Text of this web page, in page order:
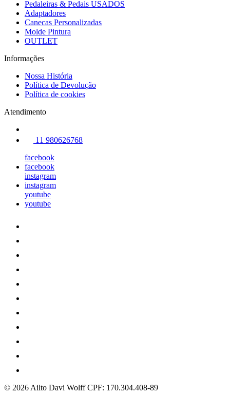
Pedaleiras & Pedais USADOS
Adaptadores
Canecas Personalizadas
Molde Pintura
OUTLET
Informações
Nossa História
Política de Devolução
Política de cookies
Atendimento
11 980626768
facebook
facebook
instagram
instagram
youtube
youtube
© 2026 Ailto Davi WolffCPF: 170.304.408-89